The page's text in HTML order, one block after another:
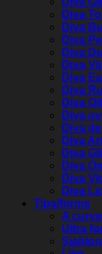
Diva
Diva
Diva
Diva
Diva
Diva
Diva
Diva Oil
Diva
Diva
Diva
Diva
Diva
Diva
Diva
Tips/forms
A curve
Ultra